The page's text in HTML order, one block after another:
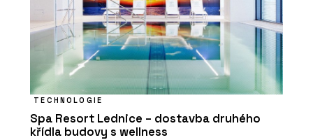
TECHNOLOGIE
Spa Resort Lednice – dostavba druhého
křídla budovy s wellness